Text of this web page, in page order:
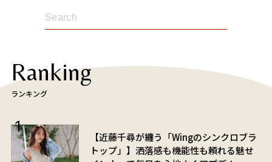
Ranking
ランキング
【近藤千尋が纏う「Wingのシンクロブラ
トップ」】洒落感も機能性も頼れる魅せ